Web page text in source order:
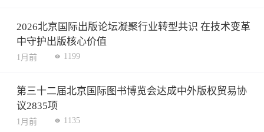
2026北京国际出版论坛凝聚行业转型共识 在技术变革
中守护出版核心价值
1月前 1199
第三十二届北京国际图书博览会达成中外版权贸易协
议2835项
1月前 1135